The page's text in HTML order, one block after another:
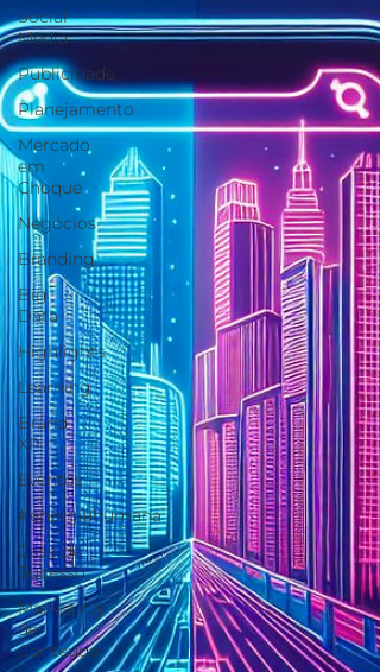
Social
Media
Publicidade
Planejamento
Mercado
em
Choque
Negócios
Branding
Big
Data
Highlights
Learning
Brand
XP
Eventos
#energiahumana
Case de
Sucesso
Marketing
de
Conteúdo